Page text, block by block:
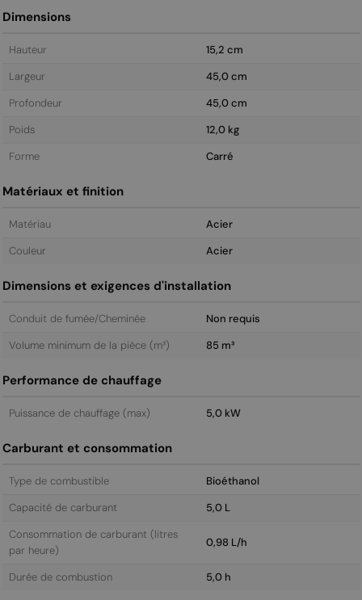
Dimensions
Hauteur
15,2 cm
Largeur
45,0 cm
Profondeur
45,0 cm
Poids
12,0 kg
Forme
Carré
Matériaux et finition
Matériau
Acier
Couleur
Acier
Dimensions et exigences d'installation
Conduit de fumée/Cheminée
Non requis
Volume minimum de la pièce (m³)
85 m³
Performance de chauffage
Puissance de chauffage (max) 5,0 kW
Carburant et consommation
Type de combustible
Bioéthanol
Capacité de carburant
5,0 L
Consommation de carburant (litres
par heure)
0,98 L/h
Durée de combustion 5,0 h